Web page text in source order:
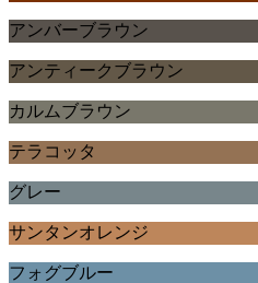
アンバーブラウン
アンティークブラウン
カルムブラウン
テラコッタ
グレー
サンタンオレンジ
フォグブルー